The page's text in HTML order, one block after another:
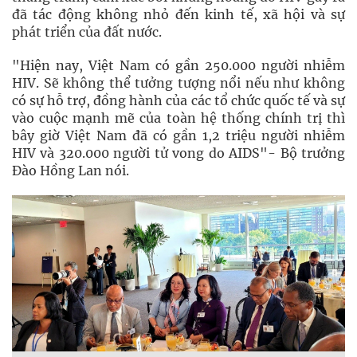
đã tác động không nhỏ đến kinh tế, xã hội và sự
phát triển của đất nước.
"Hiện nay, Việt Nam có gần 250.000 người nhiễm
HIV. Sẽ không thể tưởng tượng nổi nếu như không
có sự hỗ trợ, đồng hành của các tổ chức quốc tế và sự
vào cuộc mạnh mẽ của toàn hệ thống chính trị thì
bây giờ Việt Nam đã có gần 1,2 triệu người nhiễm
HIV và 320.000 người tử vong do AIDS"- Bộ trưởng
Đào Hồng Lan nói.